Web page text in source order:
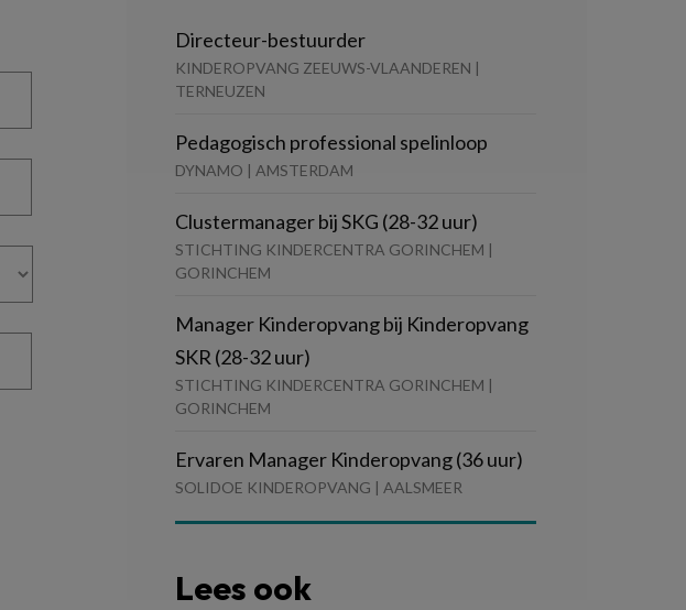
Directeur-bestuurder
KINDEROPVANG ZEEUWS-VLAANDEREN |
TERNEUZEN
Pedagogisch professional spelinloop
DYNAMO | AMSTERDAM
Clustermanager bij SKG (28-32 uur)
STICHTING KINDERCENTRA GORINCHEM |
GORINCHEM
Manager Kinderopvang bij Kinderopvang
SKR (28-32 uur)
STICHTING KINDERCENTRA GORINCHEM |
GORINCHEM
Ervaren Manager Kinderopvang (36 uur)
SOLIDOE KINDEROPVANG | AALSMEER
Lees ook